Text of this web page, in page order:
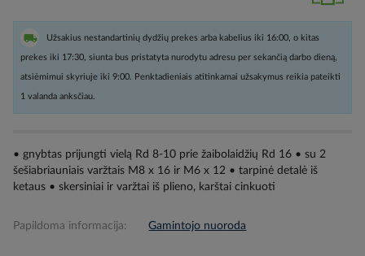
Užsakius nestandartinių dydžių prekes arba kabelius iki 16:00, o kitas
prekes iki 17:30, siunta bus pristatyta nurodytu adresu per sekančią darbo dieną,
atsiėmimui skyriuje iki 9:00. Penktadieniais atitinkamai užsakymus reikia pateikti
1 valanda anksčiau.
• gnybtas prijungti vielą Rd 8-10 prie žaibolaidžių Rd 16 • su 2
šešiabriauniais varžtais M8 x 16 ir M6 x 12 • tarpinė detalė iš
ketaus • skersiniai ir varžtai iš plieno, karštai cinkuoti
Papildoma informacija: Gamintojo nuoroda